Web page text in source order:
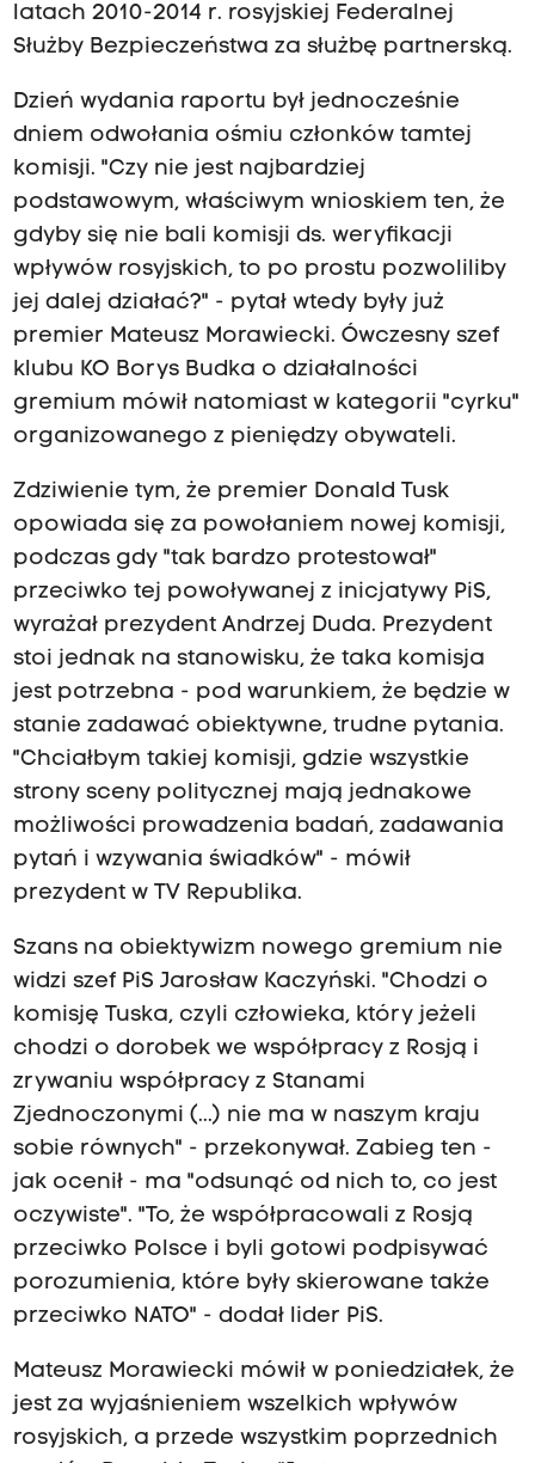
latach 2010-2014 r. rosyjskiej Federalnej
Służby Bezpieczeństwa za służbę partnerską.
Dzień wydania raportu był jednocześnie
dniem odwołania ośmiu członków tamtej
komisji. "Czy nie jest najbardziej
podstawowym, właściwym wnioskiem ten, że
gdyby się nie bali komisji ds. weryfikacji
wpływów rosyjskich, to po prostu pozwoliliby
jej dalej działać?" - pytał wtedy były już
premier Mateusz Morawiecki. Ówczesny szef
klubu KO Borys Budka o działalności
gremium mówił natomiast w kategorii "cyrku"
organizowanego z pieniędzy obywateli.
Zdziwienie tym, że premier Donald Tusk
opowiada się za powołaniem nowej komisji,
podczas gdy "tak bardzo protestował"
przeciwko tej powoływanej z inicjatywy PiS,
wyrażał prezydent Andrzej Duda. Prezydent
stoi jednak na stanowisku, że taka komisja
jest potrzebna - pod warunkiem, że będzie w
stanie zadawać obiektywne, trudne pytania.
"Chciałbym takiej komisji, gdzie wszystkie
strony sceny politycznej mają jednakowe
możliwości prowadzenia badań, zadawania
pytań i wzywania świadków" - mówił
prezydent w TV Republika.
Szans na obiektywizm nowego gremium nie
widzi szef PiS Jarosław Kaczyński. "Chodzi o
komisję Tuska, czyli człowieka, który jeżeli
chodzi o dorobek we współpracy z Rosją i
zrywaniu współpracy z Stanami
Zjednoczonymi (...) nie ma w naszym kraju
sobie równych" - przekonywał. Zabieg ten -
jak ocenił - ma "odsunąć od nich to, co jest
oczywiste". "To, że współpracowali z Rosją
przeciwko Polsce i byli gotowi podpisywać
porozumienia, które były skierowane także
przeciwko NATO" - dodał lider PiS.
Mateusz Morawiecki mówił w poniedziałek, że
jest za wyjaśnieniem wszelkich wpływów
rosyjskich, a przede wszystkim poprzednich